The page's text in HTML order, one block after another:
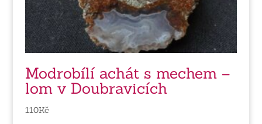
Modrobílí achát s mechem –
lom v Doubravicích
110Kč